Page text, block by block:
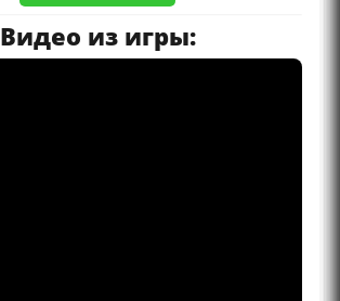
Видео из игры: